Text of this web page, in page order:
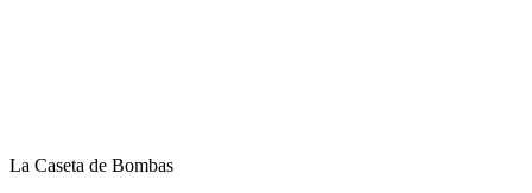
La Caseta de Bombas